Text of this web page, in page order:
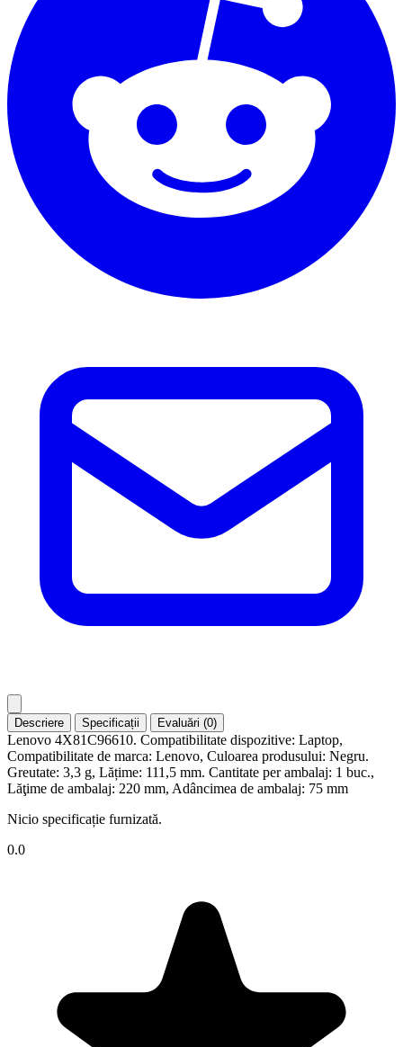
Descriere Specificații Evaluări (0)
Lenovo 4X81C96610. Compatibilitate dispozitive: Laptop,
Compatibilitate de marca: Lenovo, Culoarea produsului: Negru.
Greutate: 3,3 g, Lățime: 111,5 mm. Cantitate per ambalaj: 1 buc.,
Lăţime de ambalaj: 220 mm, Adâncimea de ambalaj: 75 mm
Nicio specificație furnizată.
0.0